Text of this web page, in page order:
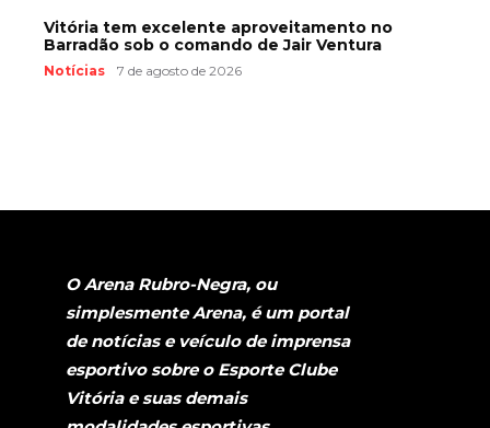
Vitória tem excelente aproveitamento no
Barradão sob o comando de Jair Ventura
Notícias 7 de agosto de 2026
O Arena Rubro-Negra, ou
simplesmente Arena, é um portal
de notícias e veículo de imprensa
esportivo sobre o Esporte Clube
Vitória e suas demais